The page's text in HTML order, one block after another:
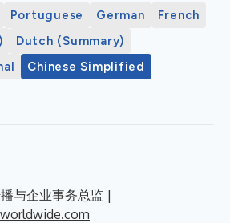
Portuguese German
French
Dutch (Summary)
Chinese Simplified
与企业事务总监 |